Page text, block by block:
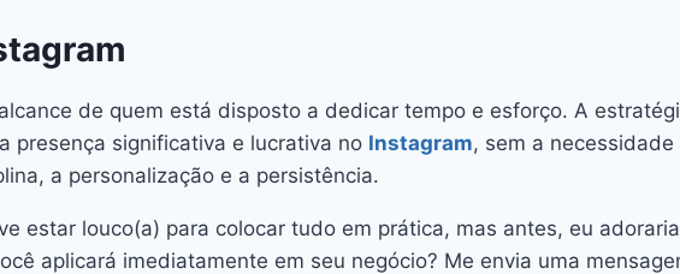
de quem está disposto a dedicar tempo e esforço. A
presença significativa e lucrativa no Instagram, sem a
a personalização e a persistência.
estar louco(a) para colocar tudo em prática, mas antes, eu
aplicará imediatamente em seu negócio? Me envia uma